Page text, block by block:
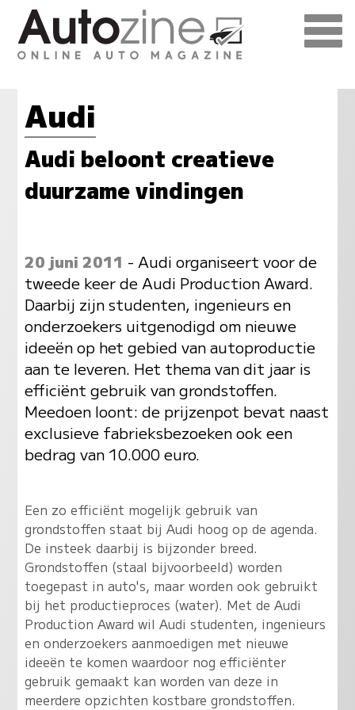
Audi
Audi beloont creatieve
duurzame vindingen
20 juni 2011 - Audi organiseert voor de
tweede keer de Audi Production Award.
Daarbij zijn studenten, ingenieurs en
onderzoekers uitgenodigd om nieuwe
ideeën op het gebied van autoproductie
aan te leveren. Het thema van dit jaar is
efficiënt gebruik van grondstoffen.
Meedoen loont: de prijzenpot bevat naast
exclusieve fabrieksbezoeken ook een
bedrag van 10.000 euro.
Een zo efficiënt mogelijk gebruik van
grondstoffen staat bij Audi hoog op de agenda.
De insteek daarbij is bijzonder breed.
Grondstoffen (staal bijvoorbeeld) worden
toegepast in auto's, maar worden ook gebruikt
bij het productieproces (water). Met de Audi
Production Award wil Audi studenten, ingenieurs
en onderzoekers aanmoedigen met nieuwe
ideeën te komen waardoor nog efficiënter
gebruik gemaakt kan worden van deze in
meerdere opzichten kostbare grondstoffen.